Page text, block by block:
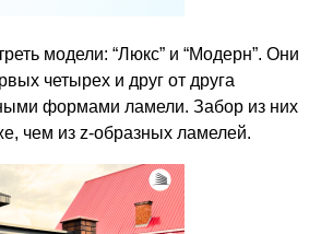
модели: “Люкс” и “Модерн”. Они
четырех и друг от друга
формами ламели. Забор из них
чем из z-образных ламелей.